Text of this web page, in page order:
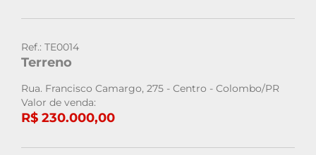
Ref.: TE0014
Terreno
Rua. Francisco Camargo, 275 - Centro - Colombo/PR
Valor de venda:
R$ 230.000,00